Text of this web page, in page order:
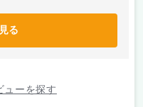
る
ューを探す